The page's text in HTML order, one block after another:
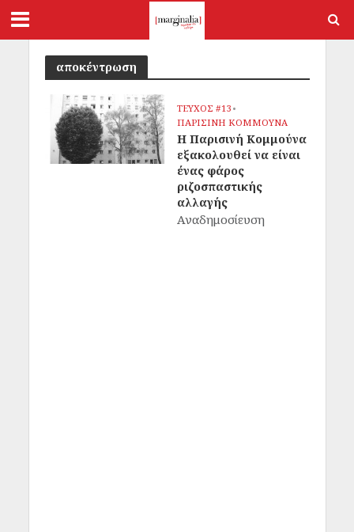
αποκέντρωση
ΤΕΥΧΟΣ #13 •
ΠΑΡΙΣΙΝΗ ΚΟΜΜΟΥΝΑ
Η Παρισινή Κομμούνα
εξακολουθεί να είναι
ένας φάρος
ριζοσπαστικής
αλλαγής
Αναδημοσίευση